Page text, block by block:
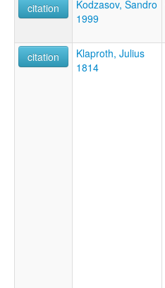
citation
Kodzasov, Sandro
1999
citation
Klaproth, Julius
1814